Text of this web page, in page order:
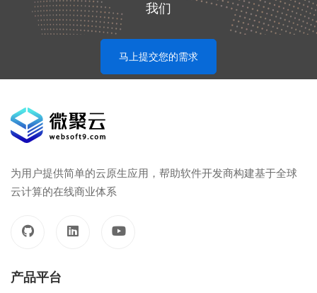
我们
马上提交您的需求
为用户提供简单的云原生应用，帮助软件开发商构建基于全球
云计算的在线商业体系
产品平台